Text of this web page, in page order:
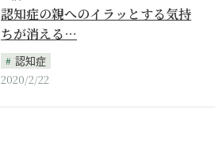
認知症の親へのイラッとする気持
ちが消える…
認知症
2020/2/22